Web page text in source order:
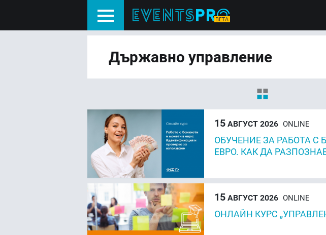
Държавно управление
15АВГУСТ 2026 ONLINE
ОБУЧЕНИЕ ЗА РАБОТА
ЕВРО. КАК ДА
15АВГУСТ 2026 ONLINE
ОНЛАЙН КУРС